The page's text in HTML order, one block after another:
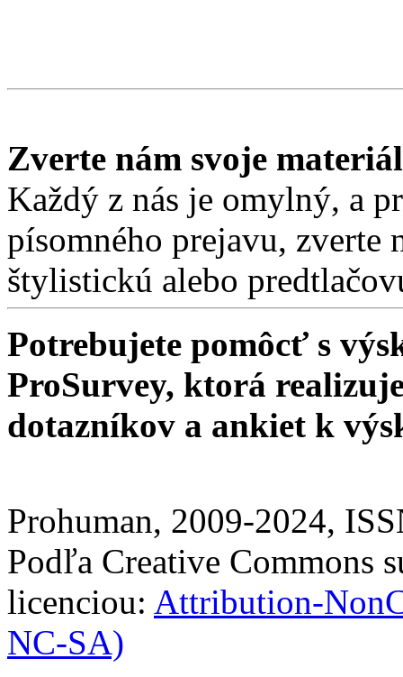
Zverte nám svoje
Každý z nás je omylný, a
písomného prejavu, zverte
štylistickú alebo
Potrebujete pomôcť s
ProSurvey, ktorá
dotazníkov a ankiet k
Prohuman, 2009-2024,
Podľa Creative Commons
licenciou: Attribution-
NC-SA)